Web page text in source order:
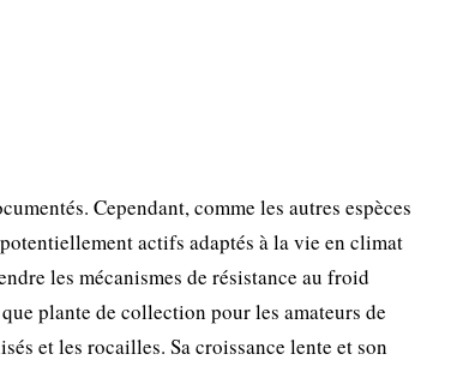
Cependant, comme les autres espèces
actifs adaptés à la vie en climat
les mécanismes de résistance au froid
plante de collection pour les amateurs de
et les rocailles. Sa croissance lente et son